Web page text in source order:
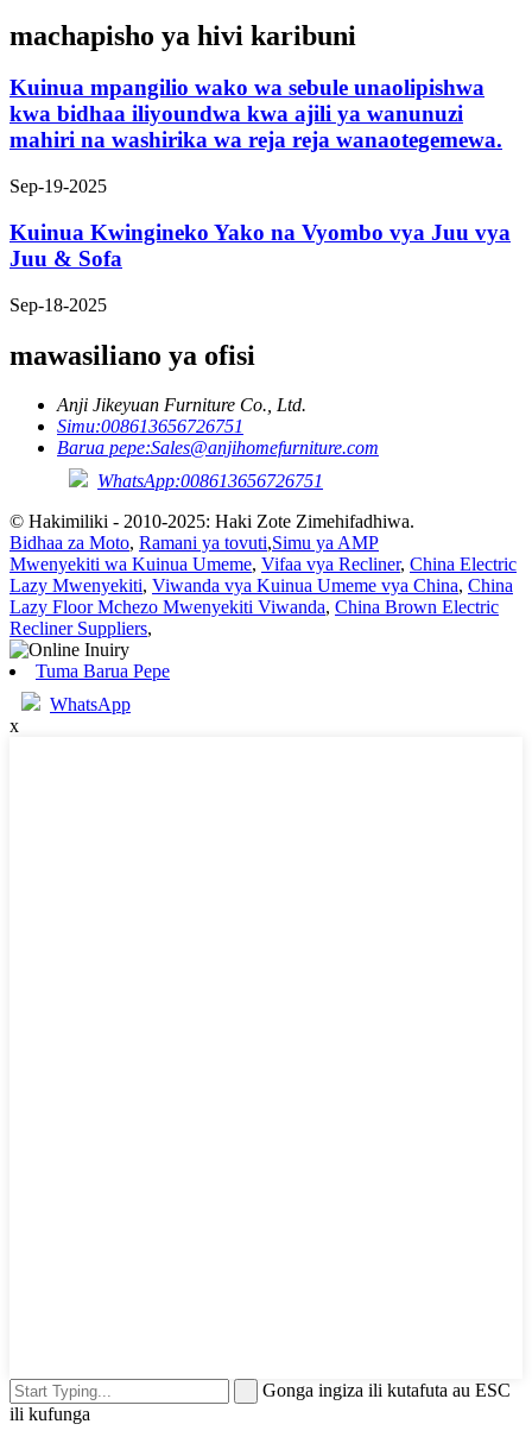
machapisho ya hivi karibuni
Kuinua mpangilio wako wa sebule unaolipishwa
kwa bidhaa iliyoundwa kwa ajili ya wanunuzi
mahiri na washirika wa reja reja wanaotegemewa.
Sep-19-2025
Kuinua Kwingineko Yako na Vyombo vya Juu vya
Juu & Sofa
Sep-18-2025
mawasiliano ya ofisi
Anji Jikeyuan Furniture Co., Ltd.
Simu:008613656726751
Barua pepe:Sales@anjihomefurniture.com
WhatsApp:008613656726751
© Hakimiliki - 2010-2025: Haki Zote Zimehifadhiwa.
Bidhaa za Moto, Ramani ya tovuti,Simu ya AMP
Mwenyekiti wa Kuinua Umeme, Vifaa vya Recliner, China Electric
Lazy Mwenyekiti, Viwanda vya Kuinua Umeme vya China, China
Lazy Floor Mchezo Mwenyekiti Viwanda, China Brown Electric
Recliner Suppliers,
Tuma Barua Pepe
WhatsApp
x
Gonga ingiza ili kutafuta au ESC
ili kufunga